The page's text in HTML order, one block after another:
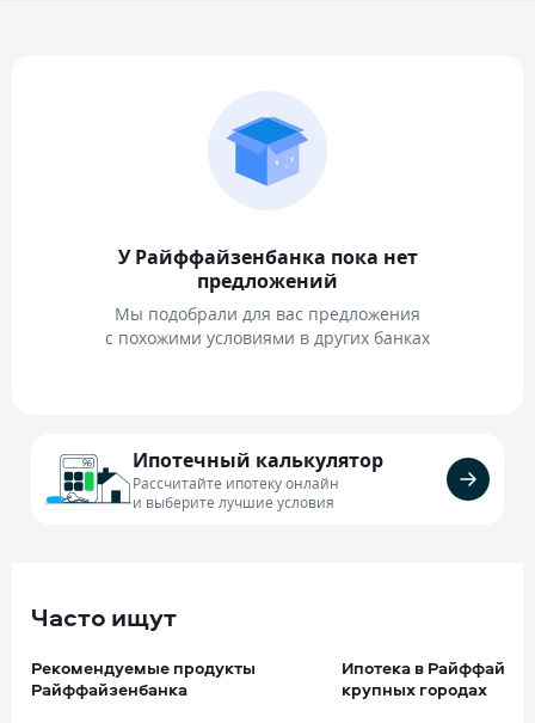
У Райффайзенбанка пока нет
предложений
Мы подобрали для вас предложения
с похожими условиями в других банках
Ипотечный калькулятор
Рассчитайте ипотеку онлайн
и выберите лучшие условия
Часто ищут
Рекомендуемые продукты
Райффайзенбанка
Ипотека в
крупных городах